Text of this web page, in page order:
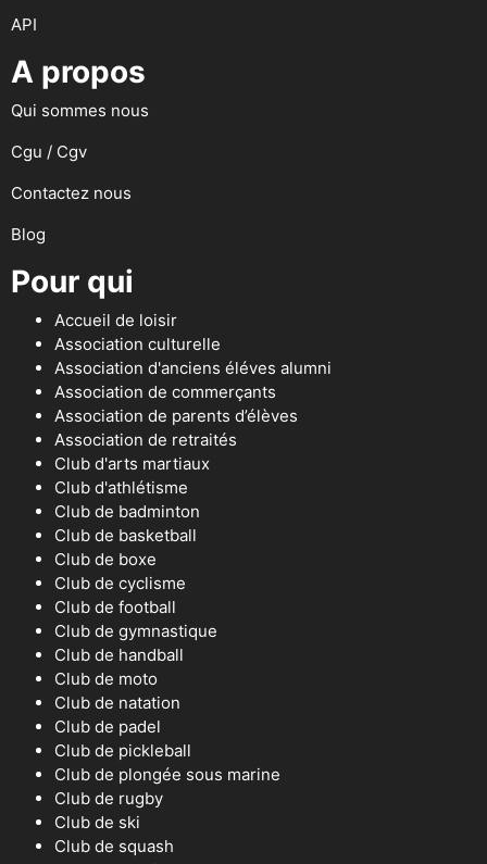
API
A propos
Qui sommes nous
Cgu / Cgv
Contactez nous
Blog
Pour qui
Accueil de loisir
Association culturelle
Association d'anciens éléves alumni
Association de commerçants
Association de parents d’élèves
Association de retraités
Club d'arts martiaux
Club d'athlétisme
Club de badminton
Club de basketball
Club de boxe
Club de cyclisme
Club de football
Club de gymnastique
Club de handball
Club de moto
Club de natation
Club de padel
Club de pickleball
Club de plongée sous marine
Club de rugby
Club de ski
Club de squash